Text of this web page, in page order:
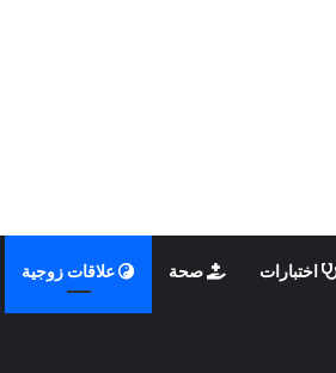
اختبارات صحة علاقات زوجية